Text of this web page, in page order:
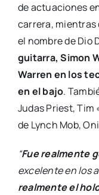
de actuaciones
carrera, mientras
el nombre de Dio
guitarra, Simon
Warren en los
en el bajo.
Judas Priest, Tim
de Lynch Mob,
“Fue realmente
excelente en los
realmente el